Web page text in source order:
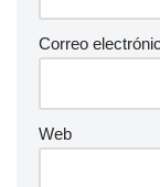
Correo
Web